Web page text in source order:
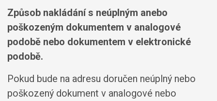
Způsob nakládání s neúplným anebo
poškozeným dokumentem v analogové
podobě nebo dokumentem v elektronické
podobě.
Pokud bude na adresu doručen neúplný nebo
poškozený dokument v analogové nebo